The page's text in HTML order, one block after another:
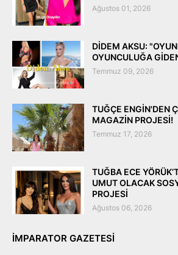
Ağustos 01, 2026
DİDEM AKSU:
OYUNCULUĞA
Temmuz 09, 2026
TUĞÇE ENGİN'DEN
MAGAZİN PROJESİ!
Temmuz 17, 2026
TUĞBA ECE
UMUT OLACAK
PROJESİ
Ağustos 06, 2026
IMPARATOR GAZETESI